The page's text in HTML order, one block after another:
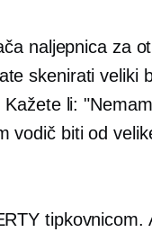
naljepnica za
skenirati veliki
li:
vodič biti od
tipkovnicom.